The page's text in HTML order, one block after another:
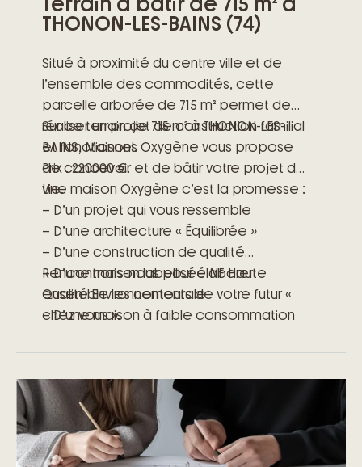
THONON-LES-BAINS (74)
Situé à proximité du centre ville et de
l’ensemble des commodités, cette
parcelle arborée de 715 m² permet de
réaliser un projet de construction familial
et fonctionnel.
Prix : 220000 €.
Sur ce terrain de 715 m² à THONON-LES-
BAINS, Maisons Oxygène vous propose
de concevoir et de bâtir votre projet de
vie.
Une maison Oxygène c’est la promesse :
– D’un projet qui vous ressemble
– D’une architecture « Équilibrée »
– D’une construction de qualité
– D’une maison labellisée NF Haute
Qualité Environnementale
– D’une maison à faible consommation
– D’engagements précis et clairs
– D’un accompagnement à toutes les
étapes de votre projet
– Des garanties exclusives du contrat de
construction de maison individuelle
Rencontrons-nous pour élaborer
ensemble les contours de votre futur «
chez vous ».